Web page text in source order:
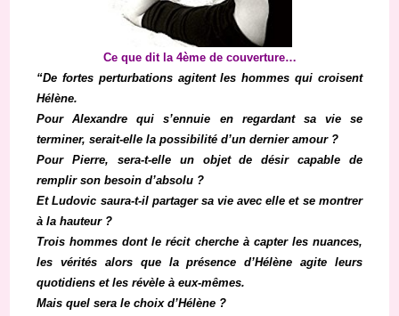
Ce que dit la 4ème de couverture…
“De fortes perturbations agitent les hommes qui croisent
Hélène.
Pour Alexandre qui s’ennuie en regardant sa vie se
terminer, serait-elle la possibilité d’un dernier amour ?
Pour Pierre, sera-t-elle un objet de désir capable de
remplir son besoin d’absolu ?
Et Ludovic saura-t-il partager sa vie avec elle et se montrer
à la hauteur ?
Trois hommes dont le récit cherche à capter les nuances,
les vérités alors que la présence d’Hélène agite leurs
quotidiens et les révèle à eux-mêmes.
Mais quel sera le choix d’Hélène ?